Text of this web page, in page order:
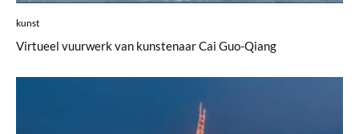
kunst
Virtueel vuurwerk van kunstenaar Cai Guo-Qiang